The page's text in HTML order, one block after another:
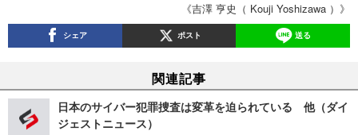
《吉澤 亨史（ Kouji Yoshizawa ）》
シェア ポスト 送る
関連記事
日本のサイバー犯罪捜査は変革を迫られている 他（ダイ
ジェストニュース）